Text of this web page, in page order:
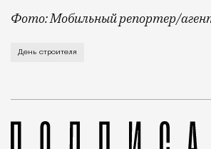
Фото: Мобильный репортер/
Это каска в фирменных цветах
День строителя